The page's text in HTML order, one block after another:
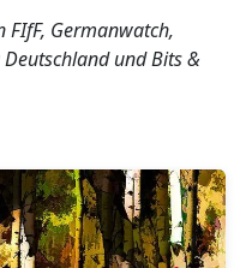
FIfF, Germanwatch,
Deutschland und Bits &